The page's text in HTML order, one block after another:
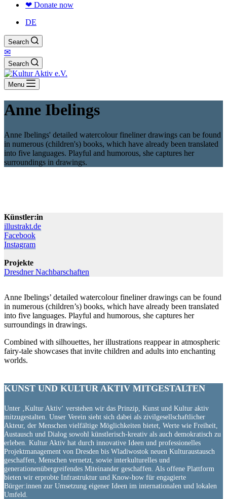
❤ Donate now
DE
Search
✉
Search
Menu
Anne Ibelings
Anne Ibelings' detailed watercolour fineliner drawings can be found
in numerous (children's) books, which have already been translated
into five languages. Playful and humorous, she captures her
surroundings in drawings.
Künstler:in
illustrakt.de
Facebook
Instagram
Projekte
Dresdner Nachbarschaften
Anne Ibelings’ detailed watercolour fineliner drawings can be found
in numerous (children’s) books, which have already been translated
into five languages. Playful and humorous, she captures her
surroundings in drawings.
Combined with silhouettes, her illustrations reappear in atmospheric
fairy-tale showcases that invite children and adults into enchanting
worlds.
KUNST UND KULTUR AKTIV MITGESTALTEN
Unter ‚Kultur Aktiv‘ verstehen wir das Prinzip, Kunst und Kultur aktiv
mitzugestalten. Unser Verein sieht sich dabei als zivilgesellschaftlicher
Akteur, der Menschen vielfältige Möglichkeiten bietet, Werte wie Freiheit,
Austausch und Dialog sowohl künstlerisch-kreativ als auch demokratisch zu
erleben. Kultur Aktiv hat durch innovative Ideen und professionelles
Projektmanagement von Dresden bis Wladiwostok neuen Kulturaustausch
geschaffen, Menschen vernetzt, sowie interkulturelles und
generationenübergreifendes Miteinander geschaffen. Als offene Plattform
bieten wir erprobte Infrastruktur und Know-how für engagierte
Bürger:innen zur Umsetzung eigener Ideen im internationalen und lokalen
Umfeld.